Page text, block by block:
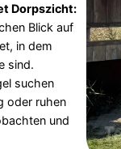
Dorpszicht:
Blick auf
in dem
sind.
suchen
oder ruhen
und